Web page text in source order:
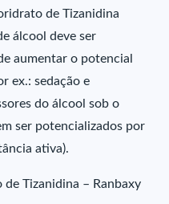
de Tizanidina
álcool deve ser
aumentar o potencial
ex.: sedação e
do álcool sob o
ser potencializados por
ativa).
Tizanidina – Ranbaxy